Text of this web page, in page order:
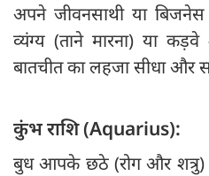
अपने जीवनसाथी या
व्यंग्य (ताने मारना) या
बातचीत का लहजा सीधा और
कुंभ राशि (Aquarius):
बुध आपके छठे (रोग और शत्रु)